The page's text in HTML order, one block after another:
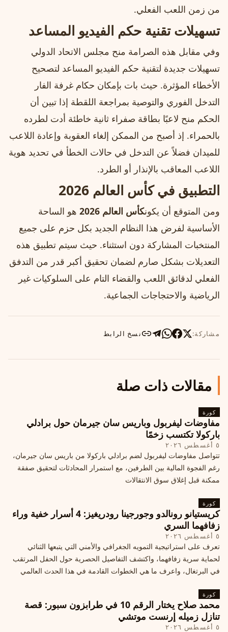
من زمن اللعب الفعلي.
تسهيلات تقنية حكم الفيديو المساعد
وفي مقابل هذه الصرامة منح مجلس الاتحاد الدولي
تسهيلات جديدة لتقنية حكم الفيديو المساعد لتصحيح
الأخطاء المؤثرة. حيث بات بإمكان حكام غرفة الفار
التدخل الفوري والتوصية بمراجعة اللقطة إذا تبين أن
الحكم منح لاعبًا بطاقة صفراء ثانية خاطئة أدت لطرده
بالحمراء. إذ أصبح من الممكن إلغاء العقوبة وإعادة اللاعب
للميدان فضلاً عن التدخل في حالات الخطأ في تحديد هوية
اللاعب المعاقب بالإنذار أو الطرد.
التطبيق في كأس العالم 2026
ومن المتوقع أن يكونكأس العالم 2026
هو الساحة
الأساسية لفرض هذا النظام الجديد بكل حزم على جميع
المنتخبات المشاركة دون استثناء. حيث سيتم تطبيق هذه
التعديلات بشكل صارم لضمان تحقيق أكبر قدر من التدفق
الفعلي لدقائق اللعب والقضاء التام على السلوكيات غير
الرياضية والاحتجاجات الجماعية.
مشاركة: نسخ الرابط
مقالات ذات صلة
كورة
مفاوضات ليفربول وباريس سان جيرمان حول برادلي
باركولا تكتسب زخمًا
٥ أغسطس ٢٠٢٦
تتواصل مفاوضات ليفربول لضم برادلي باركولا من باريس سان جيرمان،
رغم الفجوة المالية بين الطرفين، مع استمرار المحادثات لتحقيق صفقة
ممكنة قبل إغلاق سوق الانتقالات
كورة
كريستيانو رونالدو وجورجينا رودريغيز: 4 أسرار خفية وراء
زفافهما السري
٥ أغسطس ٢٠٢٦
تعرف على استراتيجية التمويه الجغرافي والأمني التي يتبعها الثنائي
لحماية سرية زفافهما، واكتشف التفاصيل الحصرية حول الحفل المرتقب
في البرتغال، واعرف ما هي الخطوات القادمة في هذا الحدث العالمي
كورة
محمد صلاح يختار الرقم 10 في طرابزون سبور: قصة
تنازل زميله إرنست موتشي
٥ أغسطس ٢٠٢٦